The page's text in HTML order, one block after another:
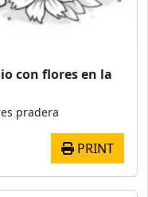
con flores en la
pradera
PRINT